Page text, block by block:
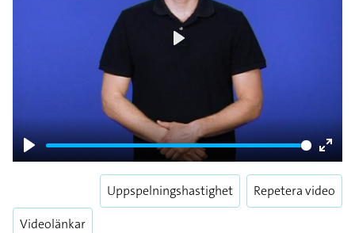
Play
Enter
Videolänkar
Uppspelningshastighet Repetera video